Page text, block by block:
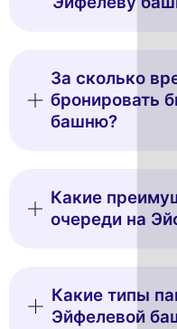
За сколько
бронировать
башню?
Какие
очереди на
Какие типы
Эйфелевой